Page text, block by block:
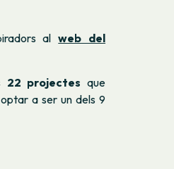
alweb del
22 projectes que
a ser un dels 9